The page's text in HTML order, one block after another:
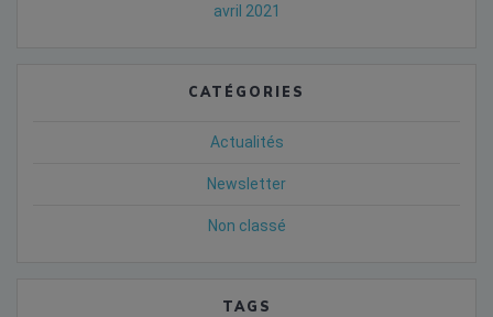
avril 2021
CATÉGORIES
Actualités
Newsletter
Non classé
TAGS